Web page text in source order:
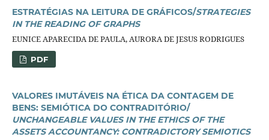
ESTRATÉGIAS NA LEITURA DE GRÁFICOS/STRATEGIES
IN THE READING OF GRAPHS
EUNICE APARECIDA DE PAULA, AURORA DE JESUS RODRIGUES
PDF
VALORES IMUTÁVEIS NA ÉTICA DA CONTAGEM DE
BENS: SEMIÓTICA DO CONTRADITÓRIO/
UNCHANGEABLE VALUES IN THE ETHICS OF THE
ASSETS ACCOUNTANCY: CONTRADICTORY SEMIOTICS